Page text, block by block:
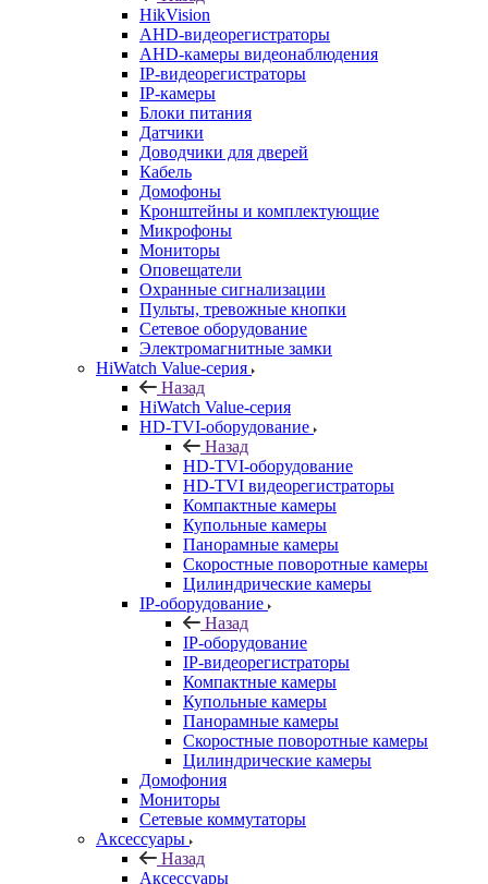
HikVision
AHD-видеорегистраторы
AHD-камеры видеонаблюдения
IP-видеорегистраторы
IP-камеры
Блоки питания
Датчики
Доводчики для дверей
Кабель
Домофоны
Кронштейны и комплектующие
Микрофоны
Мониторы
Оповещатели
Охранные сигнализации
Пульты, тревожные кнопки
Сетевое оборудование
Электромагнитные замки
HiWatch Value-серия
Назад
HiWatch Value-серия
HD-TVI-оборудование
Назад
HD-TVI-оборудование
HD-TVI видеорегистраторы
Компактные камеры
Купольные камеры
Панорамные камеры
Скоростные поворотные камеры
Цилиндрические камеры
IP-оборудование
Назад
IP-оборудование
IP-видеорегистраторы
Компактные камеры
Купольные камеры
Панорамные камеры
Скоростные поворотные камеры
Цилиндрические камеры
Домофония
Мониторы
Сетевые коммутаторы
Аксессуары
Назад
Аксессуары